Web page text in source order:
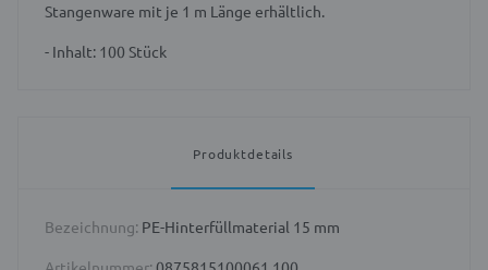
Stangenware mit je 1 m Länge erhältlich.
- Inhalt: 100 Stück
Produktdetails
Bezeichnung: PE-Hinterfüllmaterial 15 mm